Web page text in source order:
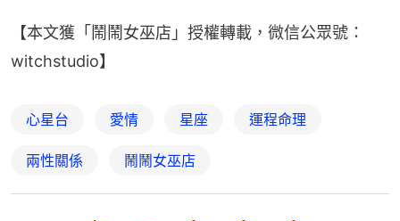
【本文獲「鬧鬧女巫店」授權轉載，微信公眾號：
witchstudio】
心星台 愛情 星座 運程命理
兩性關係 鬧鬧女巫店